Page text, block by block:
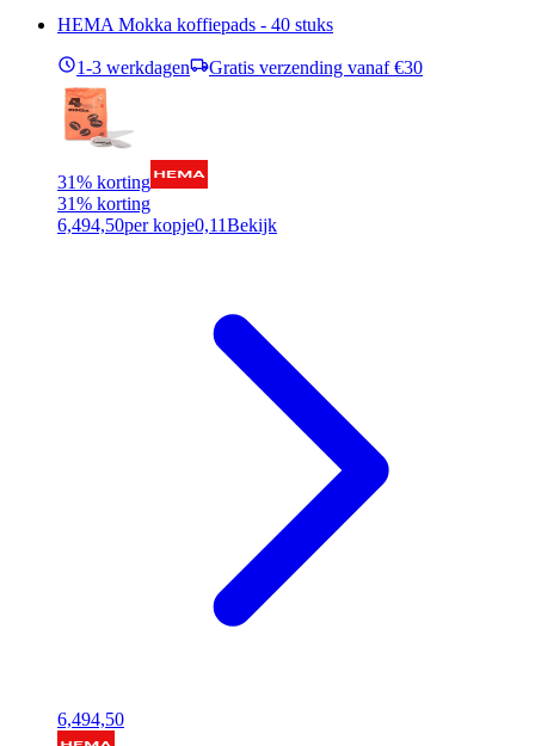
HEMA Mokka koffiepads - 40 stuks
1-3 werkdagen Gratis verzending vanaf €30
31% korting
31% korting
6,494,50per kopje0,11Bekijk
6,494,50